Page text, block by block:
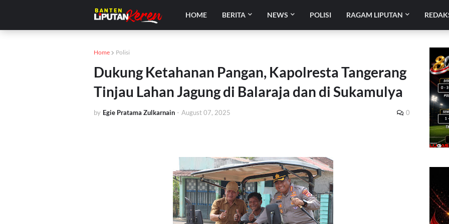
HOME BERITA NEWS POLISI RAGAM LIPUTAN
Home Polisi
Dukung Ketahanan Pangan, Kapolresta Tangerang
Tinjau Lahan Jagung di Balaraja dan di Sukamulya
by Egie Pratama Zulkarnain - August 07, 2025 0